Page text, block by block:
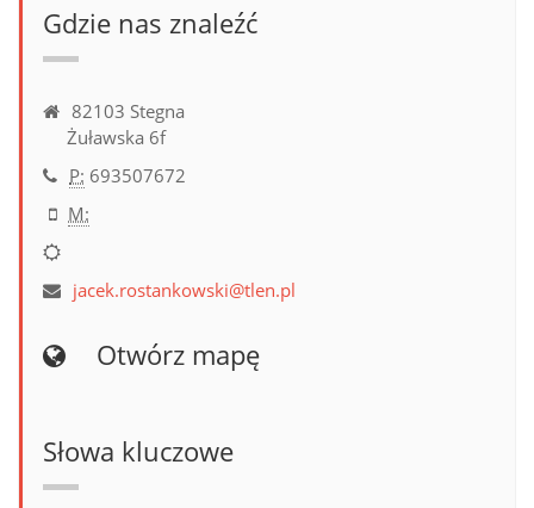
Gdzie nas znaleźć
82103 Stegna
Żuławska 6f
P: 693507672
M:
jacek.rostankowski@tlen.pl
Otwórz mapę
Słowa kluczowe